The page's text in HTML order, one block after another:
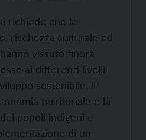
richiede che le
ricchezza culturale ed
vissuto finora
ai differenti livelli
sostenibile, il
territoriale e la
popoli indigeni e
di un